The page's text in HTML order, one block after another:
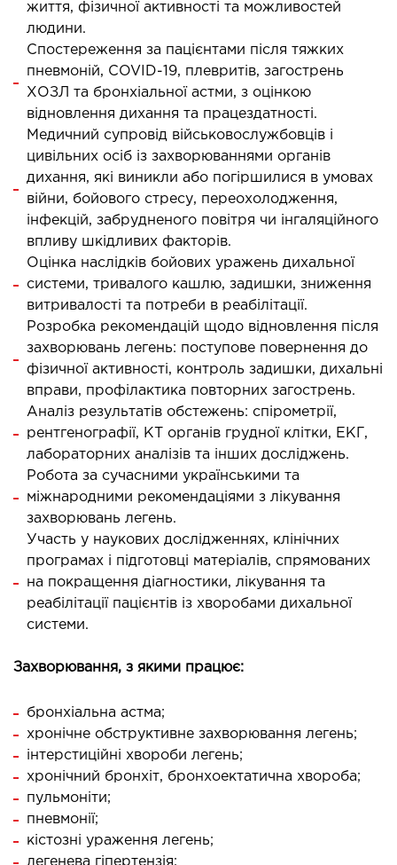
епіляція
косметологія
ЗАХВОРЮВАНЬ
І ЖОВЧНИХ ПРОТОК
хвороб печінки
печінки і жовчних проток
ХІРУРГІЯ
операції під контролем УЗД
ХІРУРГІЯ
хірургія в клініці
стаціонар
інтенсивної терапії
стаціонар
транспортування у Києві та області
хворих)
судин
(ЕКГ)
діагностика
життя, фізичної активності та можливостей
людини.
Спостереження за пацієнтами після тяжких
пневмоній, COVID-19, плевритів, загострень
ХОЗЛ та бронхіальної астми, з оцінкою
відновлення дихання та працездатності.
Медичний супровід військовослужбовців і
цивільних осіб із захворюваннями органів
дихання, які виникли або погіршилися в умовах
війни, бойового стресу, переохолодження,
інфекцій, забрудненого повітря чи інгаляційного
впливу шкідливих факторів.
Оцінка наслідків бойових уражень дихальної
системи, тривалого кашлю, задишки, зниження
витривалості та потреби в реабілітації.
Розробка рекомендацій щодо відновлення після
захворювань легень: поступове повернення до
фізичної активності, контроль задишки, дихальні
вправи, профілактика повторних загострень.
Аналіз результатів обстежень: спірометрії,
рентгенографії, КТ органів грудної клітки, ЕКГ,
лабораторних аналізів та інших досліджень.
Робота за сучасними українськими та
міжнародними рекомендаціями з лікування
захворювань легень.
Участь у наукових дослідженнях, клінічних
програмах і підготовці матеріалів, спрямованих
на покращення діагностики, лікування та
реабілітації пацієнтів із хворобами дихальної
системи.
Захворювання, з якими працює:
бронхіальна астма;
хронічне обструктивне захворювання легень;
інтерстиційні хвороби легень;
хронічний бронхіт, бронхоектатична хвороба;
пульмоніти;
пневмонії;
кістозні ураження легень;
легенева гіпертензія;